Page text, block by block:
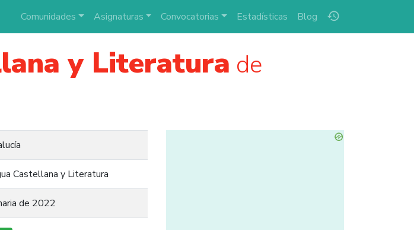
history
Comunidades Asignaturas Convocatorias Estadísticas Blog
y Literatura de
Castellana y Literatura
de 2022